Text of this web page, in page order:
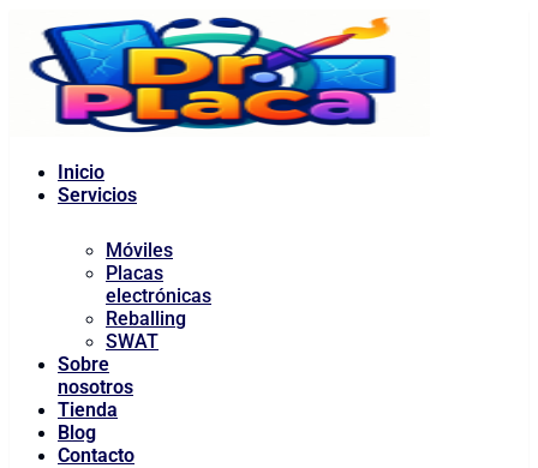
contenido
Inicio
Servicios
Móviles
Placas
electrónicas
Reballing
SWAT
Sobre
nosotros
Tienda
Blog
Contacto